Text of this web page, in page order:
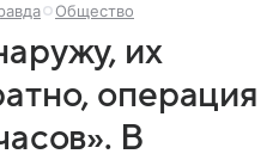
Общество
их
операция
В